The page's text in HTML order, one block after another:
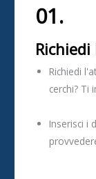
01.
Richiedi
cerchi? Ti
Inserisci i